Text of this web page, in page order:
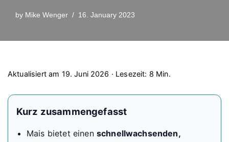
by Mike Wenger 16. January 2023
Aktualisiert am 19. Juni 2026 · Lesezeit: 8 Min.
Kurz zusammengefasst
Mais bietet einen schnellwachsenden,